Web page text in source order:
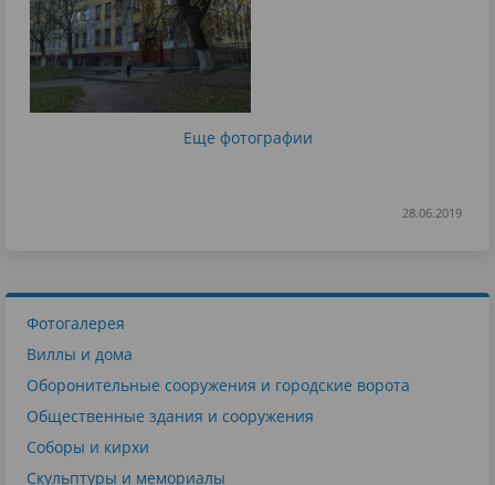
Еще фотографии
28.06.2019
Фотогалерея
Виллы и дома
Оборонительные сооружения и городские ворота
Общественные здания и сооружения
Соборы и кирхи
Скульптуры и мемориалы